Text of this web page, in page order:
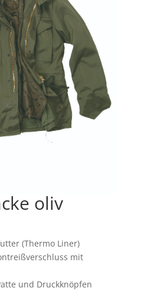
oliv
(Thermo Liner)
mit
und Druckknöpfen